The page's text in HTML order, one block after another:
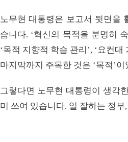
노무현 대통령은 보고서 뒷면을
습니다. ‘혁신의 목적을 분명히
‘목적 지향적 학습 관리’, ‘요컨
마지막까지 주목한 것은 ‘목적’이
그렇다면 노무현 대통령이 생각
미 쓰여 있습니다. 일 잘하는 정